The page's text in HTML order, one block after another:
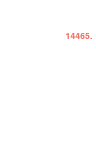
14465.